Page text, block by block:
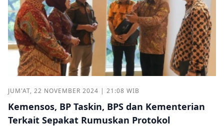
JUM'AT, 22 NOVEMBER 2024 | 21:08 WIB
Kemensos, BP Taskin, BPS dan Kementerian
Terkait Sepakat Rumuskan Protokol